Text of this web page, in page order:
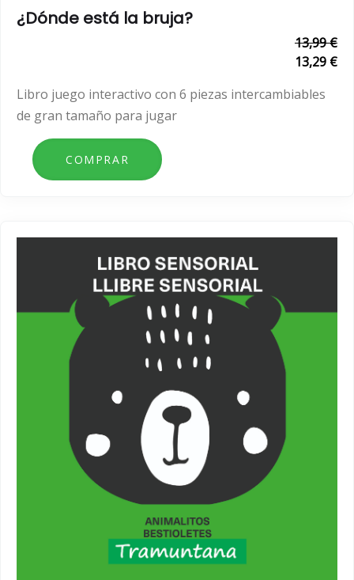
¿Dónde está la bruja?
13,99 €
13,29 €
Libro juego interactivo con 6 piezas intercambiables
de gran tamaño para jugar